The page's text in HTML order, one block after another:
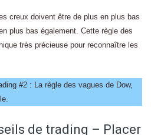
creux doivent être de plus en plus bas
plus bas également. Cette règle des
très précieuse pour reconnaître les
#2 : La règle des vagues de Dow,
de trading – Placer